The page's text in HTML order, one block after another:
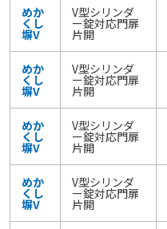
めか
くし
塀V
V型シリンダ
ー錠対応門扉
片開
めか
くし
塀V
V型シリンダ
ー錠対応門扉
片開
めか
くし
塀V
V型シリンダ
ー錠対応門扉
片開
めか
くし
塀V
V型シリンダ
ー錠対応門扉
片開